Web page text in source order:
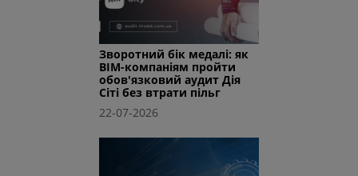
Зворотний бік медалі: як
BIM-компаніям пройти
обов'язковий аудит Дія
Сіті без втрати пільг
22-07-2026